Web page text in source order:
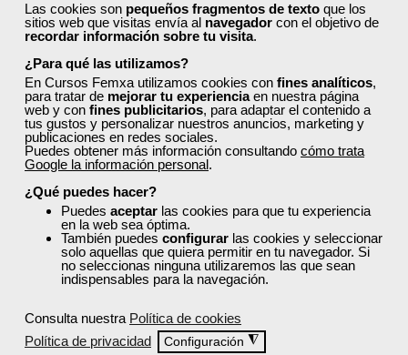
Las cookies son pequeños fragmentos de texto que los
sitios web que visitas envía al navegador con el objetivo de
recordar información sobre tu visita.
¿Para qué las utilizamos?
En Cursos Femxa utilizamos cookies con fines analíticos,
para tratar de mejorar tu experienciaen nuestra página
web y con fines publicitarios, para adaptar el contenido a
tus gustos y personalizar nuestros anuncios, marketing y
publicaciones en redes sociales.
Puedes obtener más información consultando cómo trata
Google la información personal.
¿Qué puedes hacer?
Puedes aceptar las cookies para que tu experiencia
en la web sea óptima.
También puedes configurar las cookies y seleccionar
solo aquellas que quiera permitir en tu navegador. Si
no seleccionas ninguna utilizaremos las que sean
indispensables para la navegación.
Consulta nuestra Política de cookies
Política de privacidad
Configuración ◮
Newsletter
Si, quiero recibir información sobre cursos, ofertas
exclusivas y recursos para el aprendizaje.
Términos y condiciones
He leído y acepto la Política de Privacidad
Registrarse
Quiénes Somos:
Especialistas en consultoría y formación para el empleo
Nuestro objetivo diario es, única y exclusivamente, ayudarte a
conseguir tus metas profesionales ofreciéndote los mejores